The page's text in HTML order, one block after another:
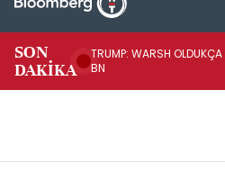
SON
DAKİKA
TRUMP: WARSH
BN